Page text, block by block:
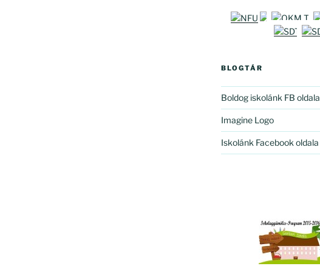
BLOGTÁR
Boldog iskolánk FB oldala
Imagine Logo
Iskolánk Facebook oldala